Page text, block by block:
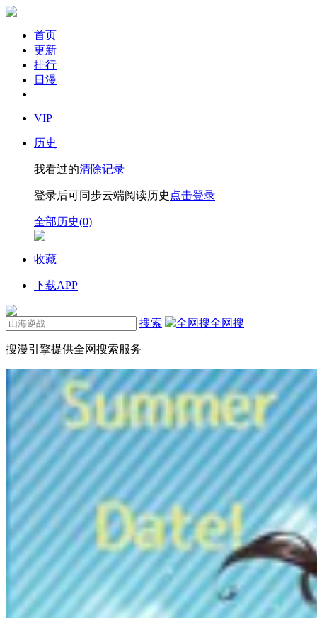
首页
更新
排行
日漫
VIP
历史
我看过的清除记录
登录后可同步云端阅读历史 点击登录
全部历史(0)
收藏
下载APP
搜索 全网搜
搜漫引擎提供全网搜索服务